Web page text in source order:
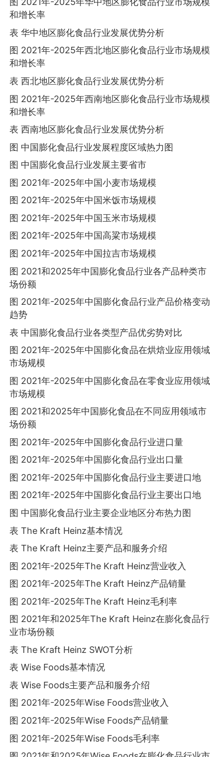
和增长率
表 华中地区膨化食品行业发展优势分析
图 2021年-2025年西北地区膨化食品行业市场规模
和增长率
表 西北地区膨化食品行业发展优势分析
图 2021年-2025年西南地区膨化食品行业市场规模
和增长率
表 西南地区膨化食品行业发展优势分析
图 中国膨化食品行业发展程度区域热力图
图 中国膨化食品行业发展主要省市
图 2021年-2025年中国小麦市场规模
图 2021年-2025年中国米饭市场规模
图 2021年-2025年中国玉米市场规模
图 2021年-2025年中国高粱市场规模
图 2021年-2025年中国拉吉市场规模
图 2021和2025年中国膨化食品行业各产品种类市
场份额
图 2021年-2025年中国膨化食品行业产品价格变动
趋势
表 中国膨化食品行业各类型产品优劣势对比
图 2021年-2025年中国膨化食品在烘焙业应用领域
市场规模
图 2021年-2025年中国膨化食品在零食业应用领域
市场规模
图 2021和2025年中国膨化食品在不同应用领域市
场份额
图 2021年-2025年中国膨化食品行业进口量
图 2021年-2025年中国膨化食品行业出口量
图 2021年-2025年中国膨化食品行业主要进口地
图 2021年-2025年中国膨化食品行业主要出口地
图 中国膨化食品行业主要企业地区分布热力图
表 The Kraft Heinz基本情况
表 The Kraft Heinz主要产品和服务介绍
图 2021年-2025年The Kraft Heinz营业收入
图 2021年-2025年The Kraft Heinz产品销量
图 2021年-2025年The Kraft Heinz毛利率
图 2021年和2025年The Kraft Heinz在膨化食品行
业市场份额
表 The Kraft Heinz SWOT分析
表 Wise Foods基本情况
表 Wise Foods主要产品和服务介绍
图 2021年-2025年Wise Foods营业收入
图 2021年-2025年Wise Foods产品销量
图 2021年-2025年Wise Foods毛利率